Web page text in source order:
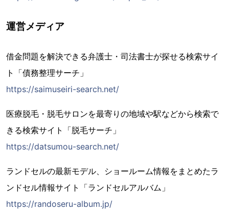
運営メディア
借金問題を解決できる弁護士・司法書士が探せる検索サイ
ト「債務整理サーチ」
https://saimuseiri-search.net/
医療脱毛・脱毛サロンを最寄りの地域や駅などから検索で
きる検索サイト「脱毛サーチ」
https://datsumou-search.net/
ランドセルの最新モデル、ショールーム情報をまとめたラ
ンドセル情報サイト「ランドセルアルバム」
https://randoseru-album.jp/